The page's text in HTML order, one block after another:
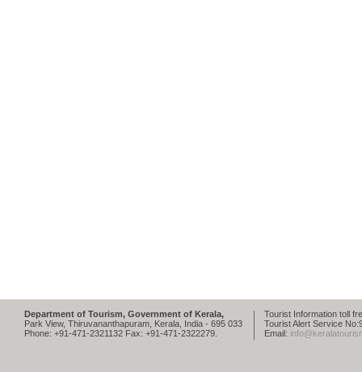
Department of Tourism, Government of Kerala,
Park View, Thiruvananthapuram, Kerala, India - 695 033
Phone: +91-471-2321132 Fax: +91-471-2322279.
Tourist Information toll
Tourist Alert Service
Email: